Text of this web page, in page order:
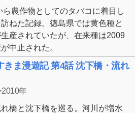
ら農作物としてのタバコに着目し
ねた記録。徳島県では黄色種と
産されていたが、在来種は2009
中止された。
きま漫遊記 第4話 沈下橋・流れ
年
橋と沈下橋を巡る。河川が増水